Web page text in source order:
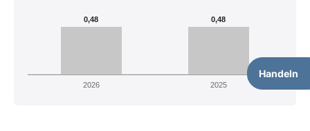
Handeln
0,48 0,48
2026 2025